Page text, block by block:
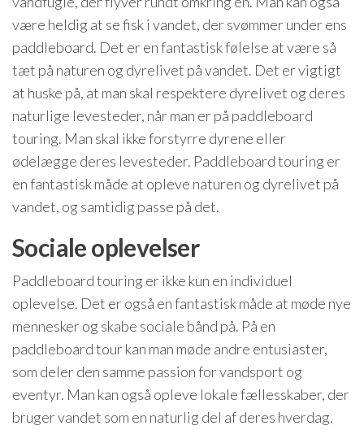
være heldig at se fisk i vandet, der svømmer under ens
paddleboard. Det er en fantastisk følelse at være så
tæt på naturen og dyrelivet på vandet. Det er vigtigt
at huske på, at man skal respektere dyrelivet og deres
naturlige levesteder, når man er på paddleboard
touring. Man skal ikke forstyrre dyrene eller
ødelægge deres levesteder. Paddleboard touring er
en fantastisk måde at opleve naturen og dyrelivet på
vandet, og samtidig passe på det.
Sociale oplevelser
Paddleboard touring er ikke kun en individuel
oplevelse. Det er også en fantastisk måde at møde nye
mennesker og skabe sociale bånd på. På en
paddleboard tour kan man møde andre entusiaster,
som deler den samme passion for vandsport og
eventyr. Man kan også opleve lokale fællesskaber, der
bruger vandet som en naturlig del af deres hverdag.